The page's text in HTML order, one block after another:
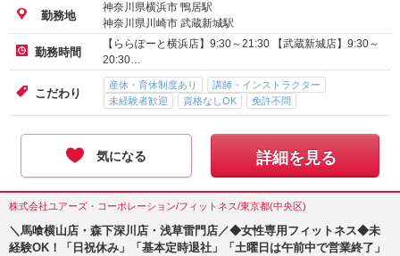
勤務地
神奈川県横浜市 鴨居駅
神奈川県川崎市 武蔵新城駅
勤務時間
【ららぽーと横浜店】9:30～21:30 【武蔵新城店】9:30～
20:30…
こだわり
産休・育休制度あり
講師・インストラクター
未経験者歓迎
資格なしOK 免許不問
気になる 詳細を見る
株式会社ユアーズ・コーポレーション/フィットネス/東京都(中央区)
＼馬喰横山店・森下深川店・浅草雷門店／◆女性専用フィットネス◆未
経験OK！「日祝休み」「基本定時退社」「土曜日は午前中で営業終了」